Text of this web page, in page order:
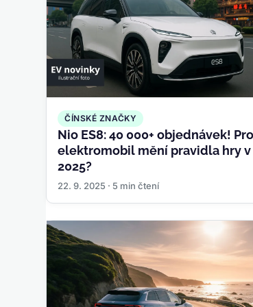
ČÍNSKÉ ZNAČKY
Nio ES8: 40 000+ objednávek!
elektromobil mění pravidla hry v
2025?
22. 9. 2025 · 5 min čtení